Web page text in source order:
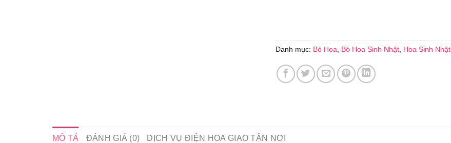
Danh mục: Bó Hoa Bó Hoa Sinh Nhật Hoa Sinh Nhật
MÔ TẢ ĐÁNH GIÁ (0) DỊCH VỤ ĐIỆN HOA GIAO TẬN NƠI